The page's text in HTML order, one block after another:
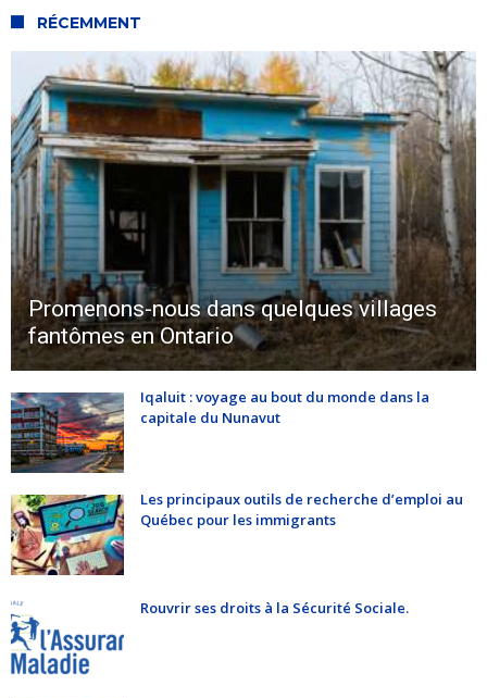
RÉCEMMENT
Promenons-nous dans quelques villages
fantômes en Ontario
Iqaluit : voyage au bout du monde dans la
capitale du Nunavut
Les principaux outils de recherche d’emploi au
Québec pour les immigrants
Rouvrir ses droits à la Sécurité Sociale.